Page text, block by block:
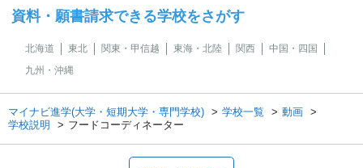
資料・願書請求できる学校をさがす
北海道 東北 関東・甲信越 東海・北陸 関西
中国・四国
九州・沖縄
マイナビ進学(大学・短期大学・専門学校) 学校一覧
動画
学校説明
フードコーディネーター